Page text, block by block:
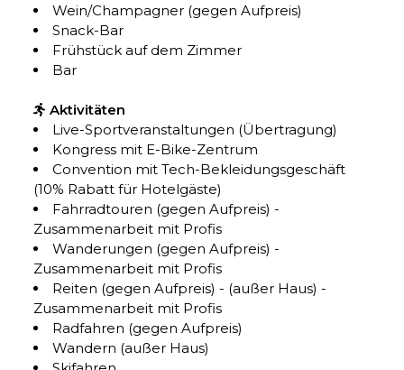
Wein/Champagner (gegen Aufpreis)
Snack-Bar
Frühstück auf dem Zimmer
Bar
Aktivitäten
Live-Sportveranstaltungen (Übertragung)
Kongress mit E-Bike-Zentrum
Convention mit Tech-Bekleidungsgeschäft
(10% Rabatt für Hotelgäste)
Fahrradtouren (gegen Aufpreis) -
Zusammenarbeit mit Profis
Wanderungen (gegen Aufpreis) -
Zusammenarbeit mit Profis
Reiten (gegen Aufpreis) - (außer Haus) -
Zusammenarbeit mit Profis
Radfahren (gegen Aufpreis)
Wandern (außer Haus)